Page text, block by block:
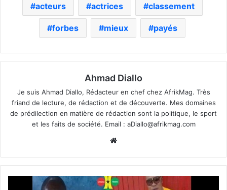
acteurs actrices classement
forbes mieux payés
Ahmad Diallo
Je suis Ahmad Diallo, Rédacteur en chef chez AfrikMag. Très
friand de lecture, de rédaction et de découverte. Mes domaines
de prédilection en matière de rédaction sont la politique, le sport
et les faits de société. Email : aDiallo@afrikmag.com